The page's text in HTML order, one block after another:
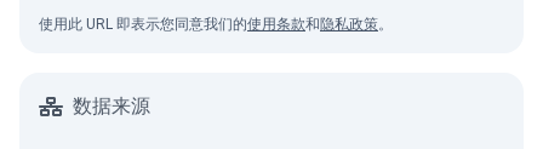
使用此 URL 即表示您同意我们的使用条款和隐私政策。
数据来源